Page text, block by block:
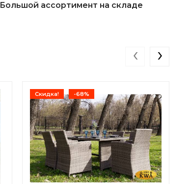
Большой ассортимент на складе
Скидка! -68%
‹ ›